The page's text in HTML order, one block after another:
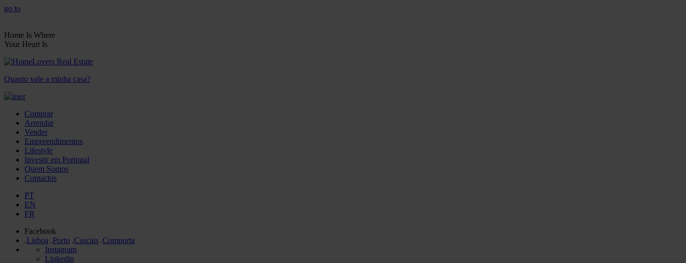
go to
Home Is Where
Your Heart Is
Quanto vale a minha casa?
Comprar
Arrendar
Vender
Empreendimentos
Lifestyle
Investir em Portugal
Quem Somos
Contactos
PT
EN
FR
Facebook
.Lisboa .Porto .Cascais .Comporta
Instagram
Linkedin